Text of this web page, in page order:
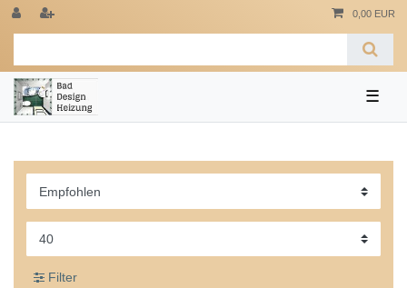
0,00 EUR
☰
Filter